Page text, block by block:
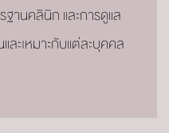
านคลินิก และการดูแล
ละเหมาะกับแต่ละบุคคล